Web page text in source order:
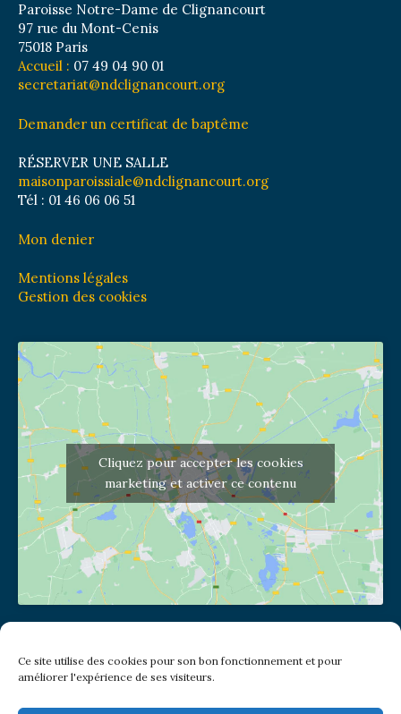
Ce site utilise des cookies pour son bon fonctionnement et pour
améliorer l'expérience de ses visiteurs.
Paroisse Notre-Dame de Clignancourt
97 rue du Mont-Cenis
75018 Paris
Accueil : 07 49 04 90 01
secretariat@ndclignancourt.org
Demander un certificat de baptême
RÉSERVER UNE SALLE
maisonparoissiale@ndclignancourt.org
Tél : 01 46 06 06 51
Mon denier
Mentions légales
Gestion des cookies
Cliquez pour accepter les cookies
marketing et activer ce contenu
(pas de courrier à cette adresse)
2 place Jules Joffrin - 75018
Metro: Jules Joffrin ou Simplon